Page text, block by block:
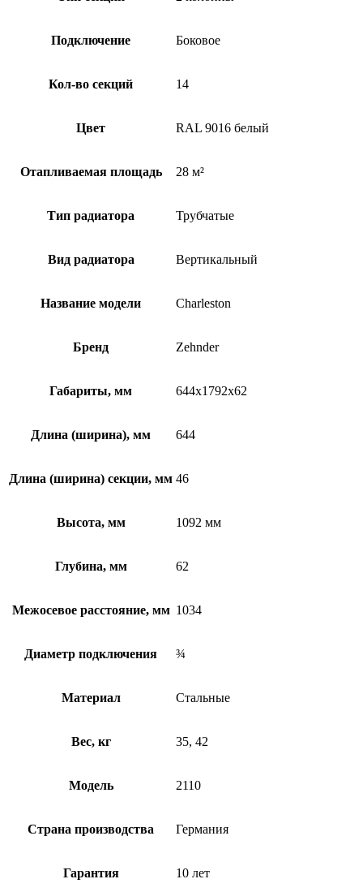
Подключение Боковое
Кол-во секций 14
Цвет RAL 9016 белый
Отапливаемая площадь 28 м²
Тип радиатора Трубчатые
Вид радиатора Вертикальный
Название модели Charleston
Бренд Zehnder
Габариты, мм 644x1792x62
Длина (ширина), мм 644
Длина (ширина) секции, мм 46
Высота, мм 1092 мм
Глубина, мм 62
Межосевое расстояние, мм 1034
Диаметр подключения ¾
Материал Стальные
Вес, кг 35, 42
Модель 2110
Страна производства Германия
Гарантия 10 лет